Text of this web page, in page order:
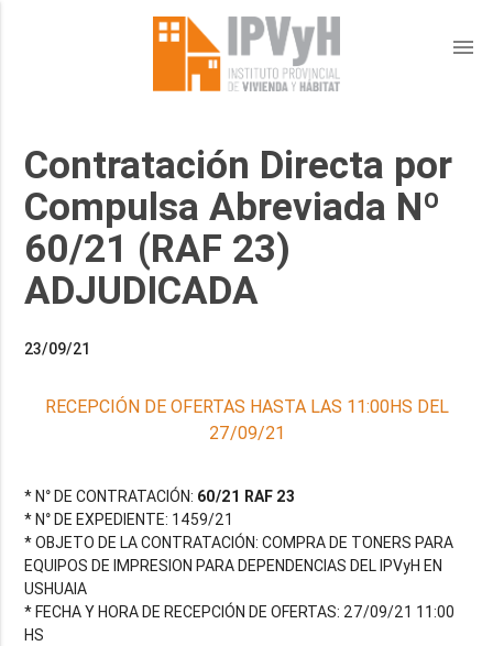
menu
Contratación Directa por
Compulsa Abreviada Nº
60/21 (RAF 23)
ADJUDICADA
23/09/21
RECEPCIÓN DE OFERTAS HASTA LAS 11:00HS DEL
27/09/21
* N° DE CONTRATACIÓN: 60/21 RAF 23
* N° DE EXPEDIENTE: 1459/21
* OBJETO DE LA CONTRATACIÓN: COMPRA DE TONERS PARA
EQUIPOS DE IMPRESION PARA DEPENDENCIAS DEL IPVyH EN
USHUAIA
* FECHA Y HORA DE RECEPCIÓN DE OFERTAS: 27/09/21 11:00
HS